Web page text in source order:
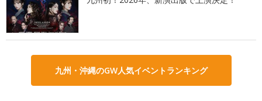
九州・沖縄のGW人気イベントランキング